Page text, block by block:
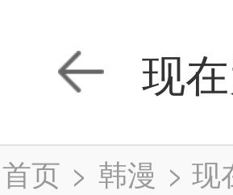
现
首页 > 韩漫 > 现